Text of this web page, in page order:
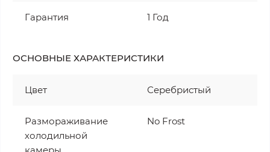
Гарантия 1 Год
ОСНОВНЫЕ ХАРАКТЕРИСТИКИ
Цвет Серебристый
Размораживание
холодильной
камеры
No Frost